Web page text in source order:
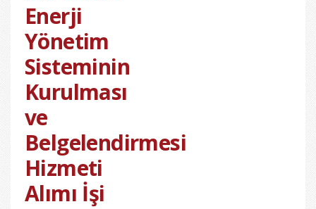
Enerji
Yönetim
Sisteminin
Kurulması
ve
Belgelendirmesi
Hizmeti
Alımı İşi